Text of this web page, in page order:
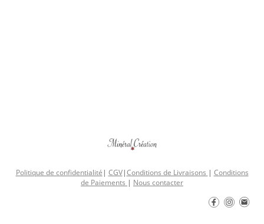
Politique de confidentialité | CGV|Conditions de Livraisons | Conditions
de Paiements | Nous contacter